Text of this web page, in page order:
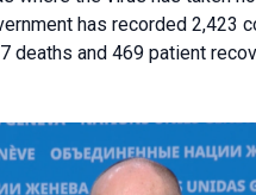
has recorded 2,423
deaths and 469 patient